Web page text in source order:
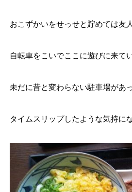
おこずかいをせっせと貯めては友
自転車をこいでここに遊びに来て
未だに昔と変わらない駐車場があ
タイムスリップしたような気持に